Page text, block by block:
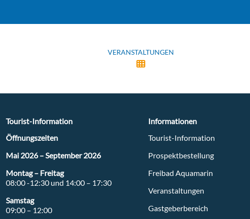
VERANSTALTUNGEN
Tourist-Information
Öffnungszeiten
Mai 2026 – September 2026
Montag – Freitag
08:00 -12:30 und 14:00 – 17:30
Samstag
09:00 – 12:00
Informationen
Tourist-Information
Prospektbestellung
Freibad Aquamarin
Veranstaltungen
Gastgeberbereich